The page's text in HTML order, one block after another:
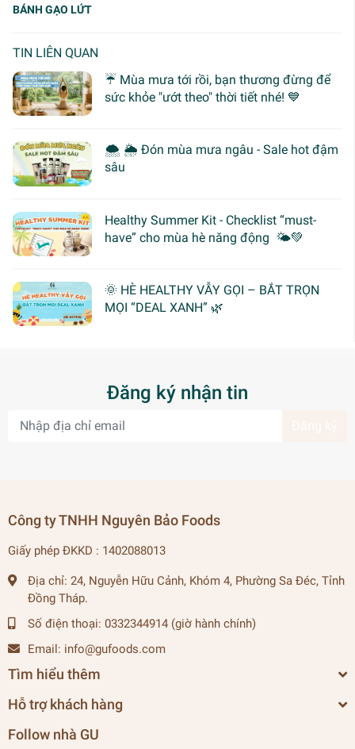
BÁNH GẠO LỨT
TIN LIÊN QUAN
☔ Mùa mưa tới rồi, bạn thương đừng để
sức khỏe "ướt theo" thời tiết nhé! 💙
🌨 🌦 Đón mùa mưa ngâu - Sale hot đậm
sâu
Healthy Summer Kit - Checklist “must-
have” cho mùa hè năng động 🌤️💚
🌞 HÈ HEALTHY VẪY GỌI – BẮT TRỌN
MỌI “DEAL XANH” 🌿
Đăng ký nhận tin
Công ty TNHH Nguyên Bảo Foods
Giấy phép ĐKKD : 1402088013
Địa chỉ: 24, Nguyễn Hữu Cảnh, Khóm 4, Phường Sa Đéc, Tỉnh
Đồng Tháp.
Số điện thoại: 0332344914 (giờ hành chính)
Email: info@gufoods.com
Tìm hiểu thêm
Hỗ trợ khách hàng
Follow nhà GU